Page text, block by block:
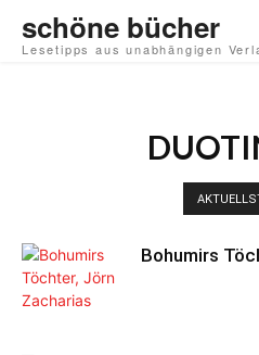
schöne bücher
Lesetipps aus unabhängigen
Bohumirs